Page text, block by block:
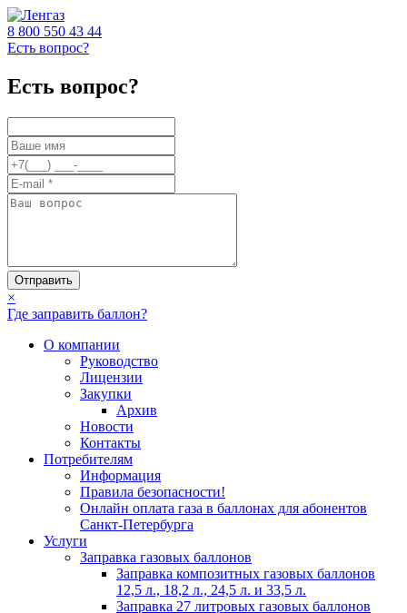
8 800 550 43 44
Есть вопрос?
Есть вопрос?
Отправить
×
Где заправить баллон?
О компании
Руководство
Лицензии
Закупки
Архив
Новости
Контакты
Потребителям
Информация
Правила безопасности!
Онлайн оплата газа в баллонах для абонентов
Санкт-Петербурга
Услуги
Заправка газовых баллонов
Заправка композитных газовых баллонов
12,5 л., 18,2 л., 24,5 л. и 33,5 л.
Заправка 27 литровых газовых баллонов